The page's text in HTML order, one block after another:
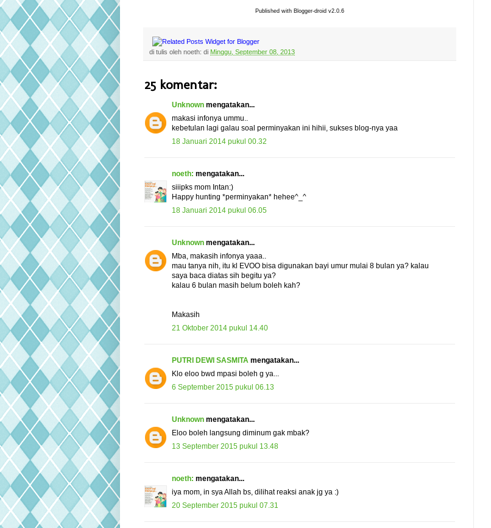
Published with Blogger-droid v2.0.6
di tulis oleh noeth: di Minggu, September 08, 2013
25 komentar:
Unknown mengatakan...
makasi infonya ummu..
kebetulan lagi galau soal perminyakan ini hihii, sukses blog-nya yaa
18 Januari 2014 pukul 00.32
noeth: mengatakan...
siiipks mom Intan:)
Happy hunting *perminyakan* hehee^_^
18 Januari 2014 pukul 06.05
Unknown mengatakan...
Mba, makasih infonya yaaa..
mau tanya nih, itu kl EVOO bisa digunakan bayi umur mulai 8 bulan ya? kalau
saya baca diatas sih begitu ya?
kalau 6 bulan masih belum boleh kah?
Makasih
21 Oktober 2014 pukul 14.40
PUTRI DEWI SASMITA mengatakan...
Klo eloo bwd mpasi boleh g ya...
6 September 2015 pukul 06.13
Unknown mengatakan...
Eloo boleh langsung diminum gak mbak?
13 September 2015 pukul 13.48
noeth: mengatakan...
iya mom, in sya Allah bs, dilihat reaksi anak jg ya :)
20 September 2015 pukul 07.31